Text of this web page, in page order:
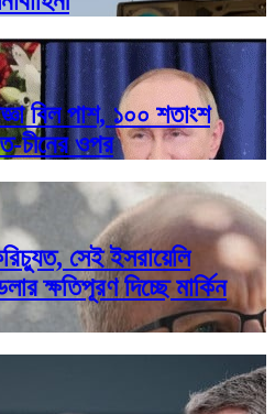
বিল পাশ, ১০০ শতাংশ
চীনের ওপর
সেই ইসরায়েলি
ক্ষতিপূরণ দিচ্ছে মার্কিন